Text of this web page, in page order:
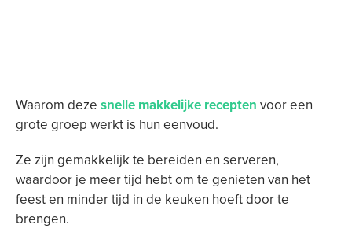
Waarom deze snelle makkelijke recepten voor een
grote groep werkt is hun eenvoud.
Ze zijn gemakkelijk te bereiden en serveren,
waardoor je meer tijd hebt om te genieten van het
feest en minder tijd in de keuken hoeft door te
brengen.